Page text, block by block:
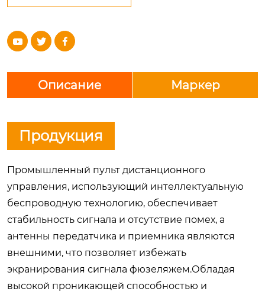
  
Описание Маркер
Продукция
Промышленный пульт дистанционного
управления, использующий интеллектуальную
беспроводную технологию, обеспечивает
стабильность сигнала и отсутствие помех, а
антенны передатчика и приемника являются
внешними, что позволяет избежать
экранирования сигнала фюзеляжем.Обладая
высокой проникающей способностью и